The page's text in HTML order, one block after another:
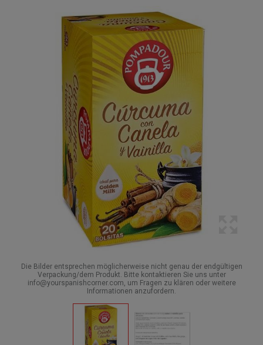
Die Bilder entsprechen möglicherweise nicht genau der endgültigen
Verpackung/dem Produkt. Bitte kontaktieren Sie uns unter
info@yourspanishcorner.com, um Fragen zu klären oder weitere
Informationen anzufordern.